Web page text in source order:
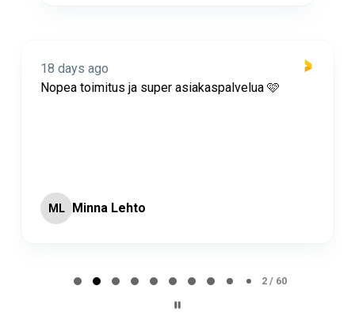
18 days ago
Nopea toimitus ja super asiakaspalvelua 🩷
ML Minna Lehto
2 / 60